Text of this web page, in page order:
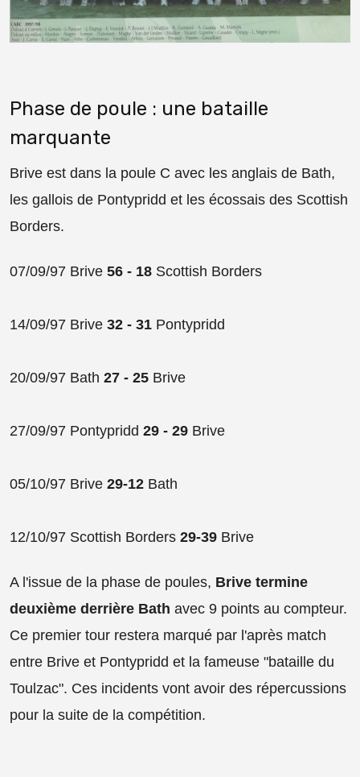
Phase de poule : une bataille
marquante
Brive est dans la poule C avec les anglais de Bath,
les gallois de Pontypridd et les écossais des Scottish
Borders.
07/09/97 Brive 56 - 18 Scottish Borders
14/09/97 Brive 32 - 31 Pontypridd
20/09/97 Bath 27 - 25 Brive
27/09/97 Pontypridd 29 - 29 Brive
05/10/97 Brive 29-12 Bath
12/10/97 Scottish Borders 29-39 Brive
A l'issue de la phase de poules, Brive termine
deuxième derrière Bath avec 9 points au compteur.
Ce premier tour restera marqué par l'après match
entre Brive et Pontypridd et la fameuse "bataille du
Toulzac". Ces incidents vont avoir des répercussions
pour la suite de la compétition.